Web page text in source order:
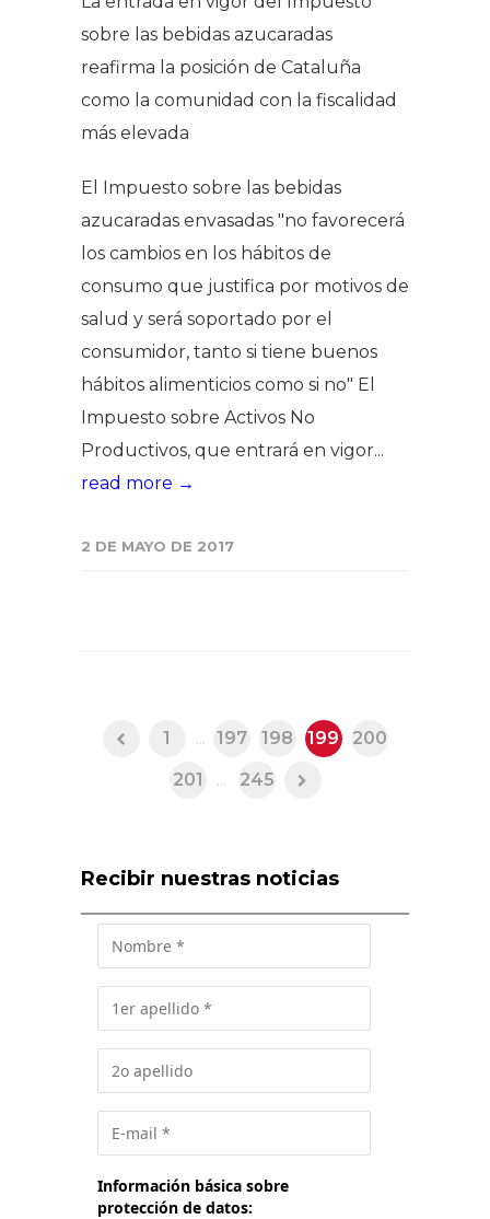
sobre las bebidas azucaradas
reafirma la posición de Cataluña
como la comunidad con la fiscalidad
más elevada
El Impuesto sobre las bebidas
azucaradas envasadas "no favorecerá
los cambios en los hábitos de
consumo que justifica por motivos de
salud y será soportado por el
consumidor, tanto si tiene buenos
hábitos alimenticios como si no" El
Impuesto sobre Activos No
Productivos, que entrará en vigor...
read more →
2 DE MAYO DE 2017
1 ... 197 198 199
200
201
... 245
Recibir nuestras noticias
Información básica sobre
protección de datos: